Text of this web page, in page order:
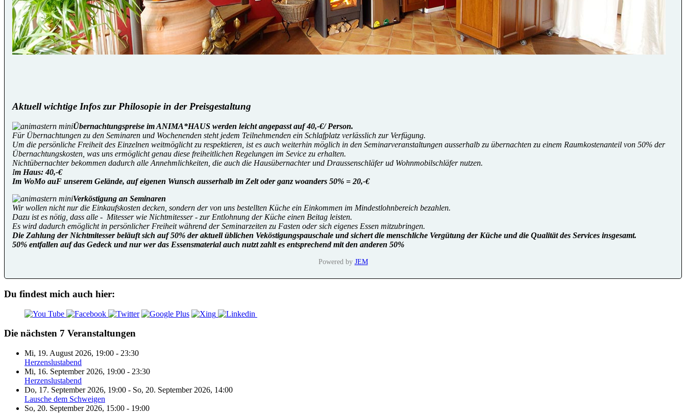
Aktuell wichtige Infos zur Philosopie in der Preisgestaltung
Übernachtungspreise im ANIMA*HAUS werden leicht angepasst auf 40,-€/ Person.
Für Übernachtungen zu den Seminaren und Wochenenden steht jedem Teilnehmenden ein Schlafplatz verlässlich zur Verfügung.
Um die persönliche Freiheit des Einzelnen weitmöglicht zu respektieren, ist es auch weiterhin möglich in den Seminarveranstaltungen ausserhalb zu übernachten zu einem Raumkostenanteil von 50% der
Übernachtungskosten, was uns ermöglicht genau diese freiheitlichen Regelungen im Sevice zu erhalten.
Nichtübernachter bekommen dadurch alle Annehmlichkeiten, die auch die Hausübernachter und Draussenschläfer ud Wohnmobilschläfer nutzen.
Im Haus: 40,-€
Im WoMo auF unserem Gelände, auf eigenen Wunsch ausserhalb im Zelt oder ganz woanders 50% = 20,-€
Verköstigung an Seminaren
Wir wollen nicht nur die Einkaufskosten decken, sondern der von uns bestellten Küche ein Einkommen im Mindestlohnbereich bezahlen.
Dazu ist es nötig, dass alle - Mitesser wie Nichtmitesser - zur Entlohnung der Küche einen Beitag leisten.
Es wird dadurch emöglicht in persönlicher Freiheit während der Seminarzeiten zu Fasten oder sich eigenes Essen mitzubringen.
Die Zahlung der Nichtmitesser beläuft sich auf 50% der aktuell üblichen Veköstigungspauschale und sichert die menschliche Vergütung der Küche und die Qualität des Services insgesamt.
50% entfallen auf das Gedeck und nur wer das Essensmaterial auch nutzt zahlt es entsprechend mit den anderen 50%
Powered by JEM
Du findest mich auch hier:
Die nächsten 7 Veranstaltungen
Mi, 19. August 2026, 19:00 - 23:30
Herzenslustabend
Mi, 16. September 2026, 19:00 - 23:30
Herzenslustabend
Do, 17. September 2026, 19:00 - So, 20. September 2026, 14:00
Lausche dem Schweigen
So, 20. September 2026, 15:00 - 19:00